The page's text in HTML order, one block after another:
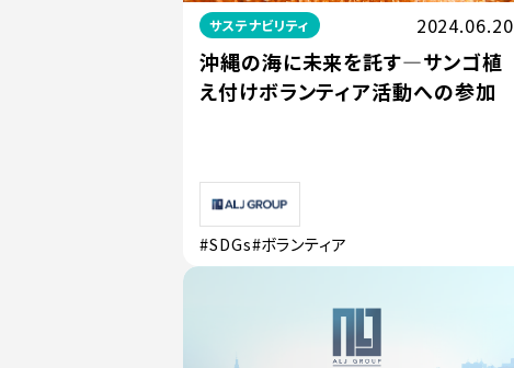
サステナビリティ 2024.06.20
沖縄の海に未来を託す—サンゴ植
え付けボランティア活動への参加
#SDGs#ボランティア